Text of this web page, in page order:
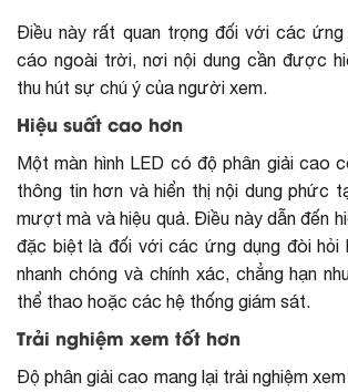
Điều này rất quan trọng đối với các ứng
cáo ngoài trời, nơi nội dung cần được
thu hút sự chú ý của người xem.
Hiệu suất cao hơn
Một màn hình LED có độ phân giải cao
thông tin hơn và hiển thị nội dung phức
mượt mà và hiệu quả. Điều này dẫn đến
đặc biệt là đối với các ứng dụng đòi hỏi
nhanh chóng và chính xác, chẳng hạn
thể thao hoặc các hệ thống giám sát.
Trải nghiệm xem tốt hơn
Độ phân giải cao mang lại trải nghiệm